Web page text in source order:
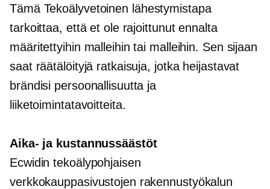
Tämä Tekoälyvetoinen lähestymistapa
tarkoittaa, että et ole rajoittunut ennalta
määritettyihin malleihin tai malleihin. Sen sijaan
saat räätälöityjä ratkaisuja, jotka heijastavat
brändisi persoonallisuutta ja
liiketoimintatavoitteita.
Aika- ja kustannussäästöt
Ecwidin tekoälypohjaisen
verkkokauppasivustojen rakennustyökalun